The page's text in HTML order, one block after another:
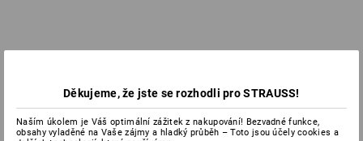
Děkujeme, že jste se rozhodli pro STRAUSS!
Naším úkolem je Váš optimální zážitek z nakupování! Bezvadné funkce,
obsahy vyladěné na Vaše zájmy a hladký průběh – Toto jsou účely cookies a